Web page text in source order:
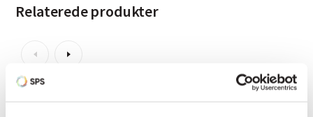
Relaterede produkter